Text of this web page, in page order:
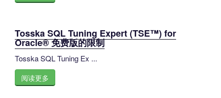
Tosska SQL Tuning Expert (TSE™) for
Oracle® 免费版的限制
Tosska SQL Tuning Ex ...
阅读更多